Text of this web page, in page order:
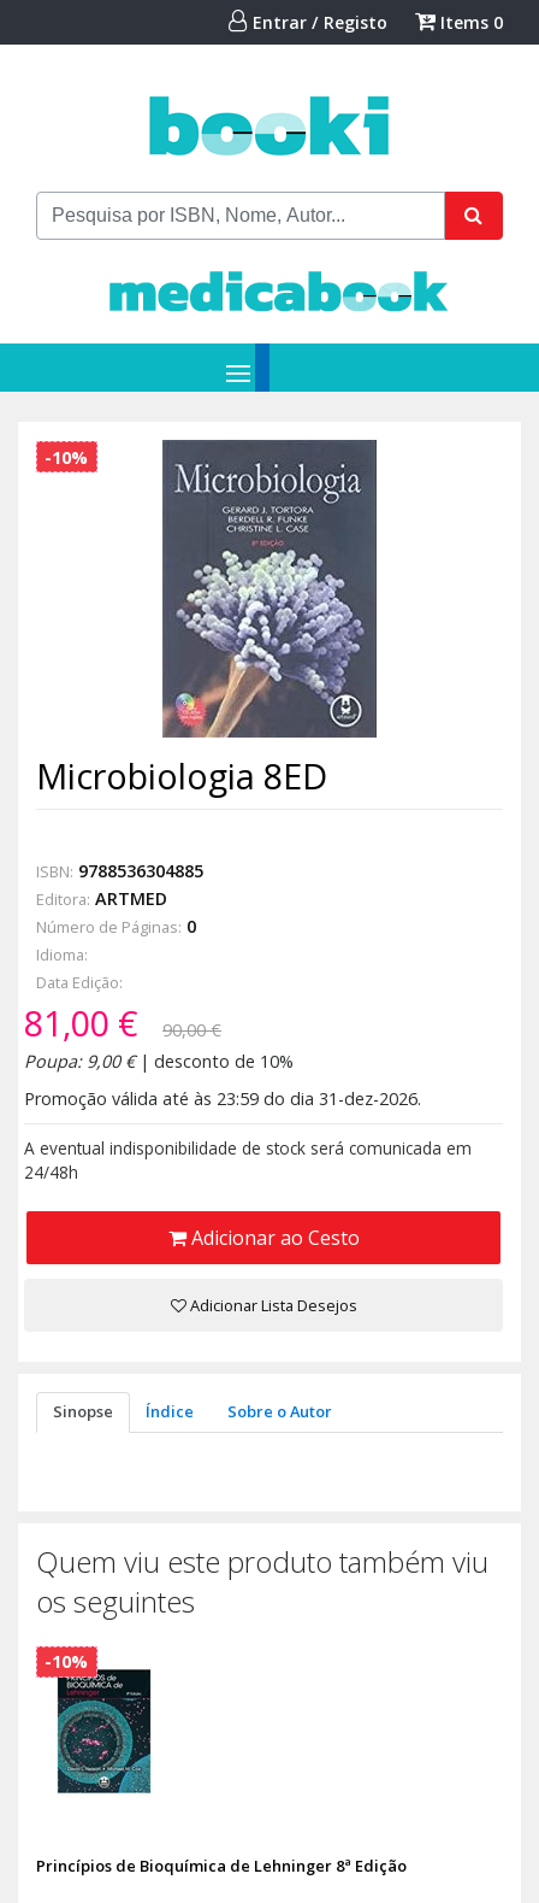
Entrar / Registo Items 0
-10%
Microbiologia 8ED
ISBN: 9788536304885
Editora: ARTMED
Número de Páginas: 0
Idioma:
Data Edição:
81,00 €
90,00 €
Poupa: 9,00 €| desconto de 10%
Promoção válida até às 23:59 do dia 31-dez-2026.
A eventual indisponibilidade de stock será comunicada em
24/48h
Adicionar ao Cesto
Adicionar Lista Desejos
Sinopse Índice Sobre o Autor
Quem viu este produto também viu
os seguintes
Princípios de Bioquímica de Lehninger 8ª Edição
-10%